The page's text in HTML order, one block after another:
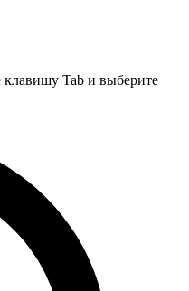
клавишу Tab и выберите